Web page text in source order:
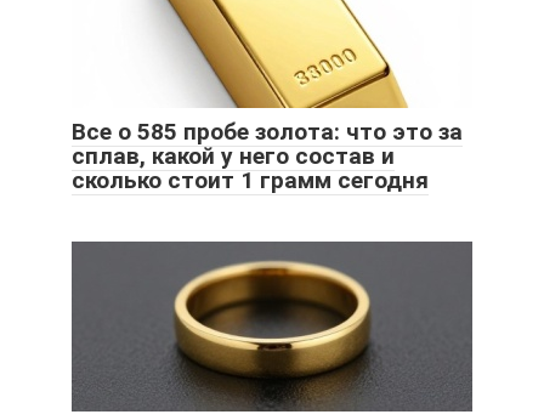
Все о 585 пробе золота: что это за
сплав, какой у него состав и
сколько стоит 1 грамм сегодня